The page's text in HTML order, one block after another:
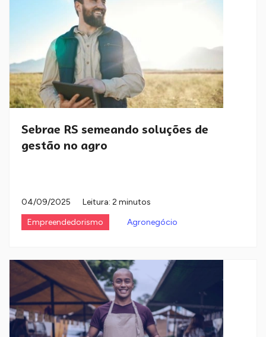
Sebrae RS semeando soluções de
gestão no agro
04/09/2025
Leitura: 2 minutos
Empreendedorismo
Agronegócio